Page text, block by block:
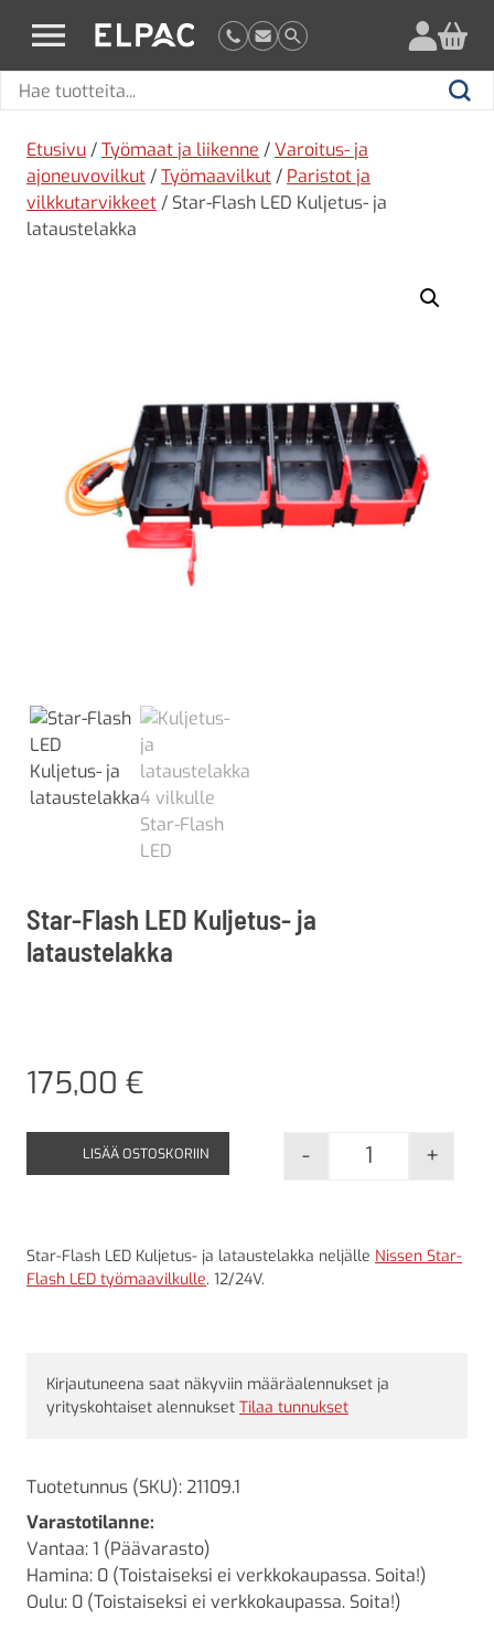
elpac.fi
Hae
Hae
Etusivu /Työmaat ja liikenne /Varoitus- ja
ajoneuvovilkut /Työmaavilkut / Paristot ja
vilkkutarvikkeet / Star-Flash LED Kuljetus- ja
lataustelakka
Star-Flash LED Kuljetus- ja
lataustelakka
175,00 €
Star-Flash
- +
LISÄÄ OSTOSKORIIN
Star-Flash LED Kuljetus- ja lataustelakka neljälle Nissen Star-
Flash LED työmaavilkulle. 12/24V.
Kirjautuneena saat näkyviin määräalennukset ja
yrityskohtaiset alennukset Tilaa tunnukset
Tuotetunnus (SKU):21109.1
Varastotilanne:
Vantaa: 1 (Päävarasto)
Hamina: 0 (Toistaiseksi ei verkkokaupassa. Soita!)
Oulu: 0 (Toistaiseksi ei verkkokaupassa. Soita!)